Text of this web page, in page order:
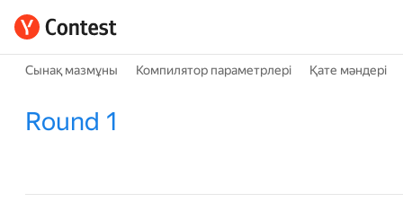
Сынақ мазмұны Компилятор параметрлері Қате мәндері
Round 1